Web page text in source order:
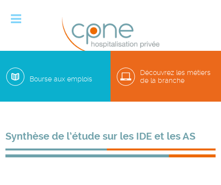

Synthèse de l’étude sur les IDE et les AS
Bourse aux emplois
Découvrez les métiers
de la branche